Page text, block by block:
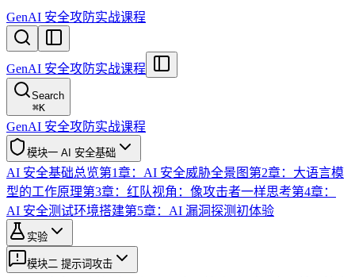
GenAI 安全攻防实战课程
GenAI 安全攻防实战课程
Search
⌘K
GenAI 安全攻防实战课程
模块一 AI 安全基础
AI 安全基础总览第1章：AI 安全威胁全景图 第2章：大语言模
型的工作原理第3章：红队视角：像攻击者一样思考第4章：
AI 安全测试环境搭建第5章：AI 漏洞探测初体验
实验
模块二 提示词攻击